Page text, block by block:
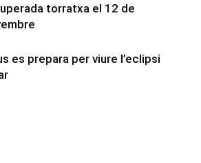
torratxa el 12 de
es prepara per viure l’eclipsi